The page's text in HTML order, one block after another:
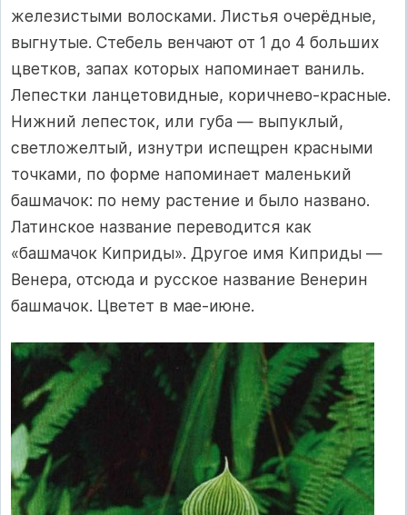
железистыми волосками. Листья очерёдные,
выгнутые. Стебель венчают от 1 до 4 больших
цветков, запах которых напоминает ваниль.
Лепестки ланцетовидные, коричнево-красные.
Нижний лепесток, или губа — выпуклый,
светложелтый, изнутри испещрен красными
точками, по форме напоминает маленький
башмачок: по нему растение и было названо.
Латинское название переводится как
«башмачок Киприды». Другое имя Киприды —
Венера, отсюда и русское название Венерин
башмачок. Цветет в мае-июне.